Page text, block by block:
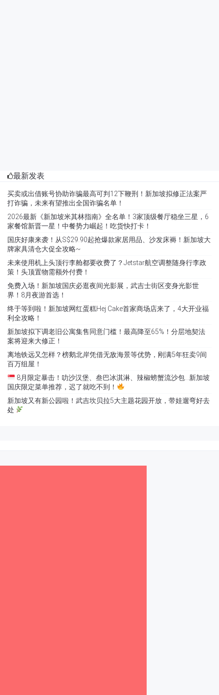
最新发表
买卖或出借账号协助诈骗最高可判12下鞭刑！新加坡拟修正法案严
打诈骗，未来有望推出全国诈骗名单！
2026最新《新加坡米其林指南》全名单！3家顶级餐厅稳坐三星，6
家餐馆新晋一星！中餐势力崛起！吃货快打卡！
国庆好康来袭！从S$29.90起抢爆款家居用品、沙发床褥！新加坡大
牌家具清仓大促全攻略~
未来使用机上头顶行李舱都要收费了？Jetstar航空调整随身行李政
策！头顶置物需额外付费！
免费入场！新加坡国庆必逛夜间光影展，武吉士街区变身光影世
界！8月夜游首选！
终于等到啦！新加坡网红蛋糕Hej Cake首家商场店来了，4大开业福
利全攻略！
新加坡拟下调老旧公寓集售同意门槛！最高降至65%！分层地契法
案将迎来大修正！
离地铁远又怎样？榜鹅北岸凭借无敌海景等优势，刚满5年狂卖9间
百万组屋！
8月限定暴击！叻沙汉堡、叁巴冰淇淋、辣椒螃蟹流沙包…新加坡
国庆限定菜单推荐，迟了就吃不到！
新加坡又有新公园啦！武吉坎贝拉5大主题花园开放，带娃遛弯好去
处